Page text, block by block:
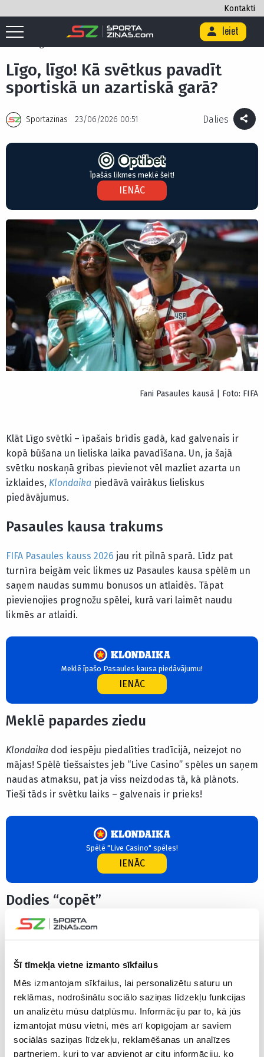
Šī tīmekļa vietne izmanto sīkfailus
Mēs izmantojam sīkfailus, lai personalizētu saturu un
reklāmas, nodrošinātu sociālo saziņas līdzekļu funkcijas
un analizētu mūsu datplūsmu. Informāciju par to, kā jūs
izmantojat mūsu vietni, mēs arī kopīgojam ar saviem
sociālās saziņas līdzekļu, reklamēšanas un analīzes
partneriem, kuri to var apvienot ar citu informāciju, ko
Kontakti
Ieiet
Sākums Azartspēles / Līgo, līgo! Kā svētkus pavadīt sportiskā un
Līgo, līgo! Kā svētkus pavadīt
sportiskā un azartiskā garā?
Sportazinas 23/06/2026 00:51 Dalies
Īpašās likmes meklē šeit!
IENĀC
Fani Pasaules kausā | Foto: FIFA
Klāt Līgo svētki – īpašais brīdis gadā, kad galvenais ir
kopā būšana un lieliska laika pavadīšana. Un, ja šajā
svētku noskaņā gribas pievienot vēl mazliet azarta un
izklaides, Klondaika piedāvā vairākus lieliskus
piedāvājumus.
Pasaules kausa trakums
FIFA Pasaules kauss 2026 jau rit pilnā sparā. Līdz pat
turnīra beigām veic likmes uz Pasaules kausa spēlēm un
saņem naudas summu bonusos un atlaidēs. Tāpat
pievienojies prognožu spēlei, kurā vari laimēt naudu
likmēs ar atlaidi.
Meklē īpašo Pasaules kausa piedāvājumu!
IENĀC
Meklē papardes ziedu
Klondaika dod iespēju piedalīties tradīcijā, neizejot no
mājas! Spēlē tiešsaistes jeb “Live Casino” spēles un saņem
naudas atmaksu, pat ja viss neizdodas tā, kā plānots.
Tieši tāds ir svētku laiks – galvenais ir prieks!
Spēlē "Live Casino" spēles!
IENĀC
Dodies “copēt”
Līgo nedēļa bez makšķerēšanas? Tie taču nav svētki!
Meklē īpašās “Copes laiks” spēles un tad dodies uz
bonusa spēli. Pats galvenais – saņem atpakaļ naudu plus
visus laimestus!
Izbaudi "Copes laiku"!
IENĀC